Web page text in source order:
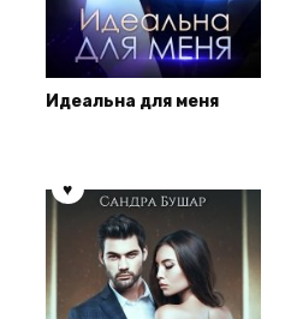
Идеальна для меня